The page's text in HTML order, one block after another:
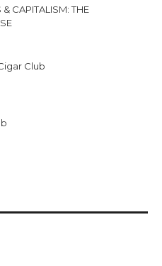
& CAPITALISM: THE
Club